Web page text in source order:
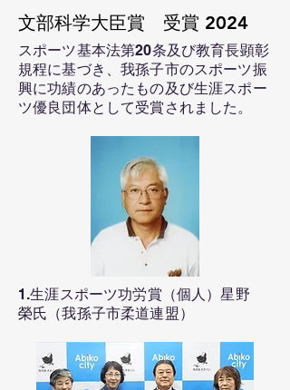
​文部科学大臣賞 受賞 2024
スポーツ基本法第20条及び教育長顕彰
規程に基づき、我孫子市のスポーツ振
興に功績のあったもの及び生涯スポー
ツ優良団体として受賞されました。
1.生涯スポーツ功労賞（個人）星野
榮氏（我孫子市柔道連盟）